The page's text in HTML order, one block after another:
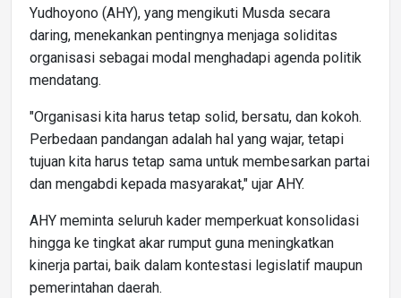
Yudhoyono (AHY), yang mengikuti Musda secara
daring, menekankan pentingnya menjaga soliditas
organisasi sebagai modal menghadapi agenda politik
mendatang.
"Organisasi kita harus tetap solid, bersatu, dan kokoh.
Perbedaan pandangan adalah hal yang wajar, tetapi
tujuan kita harus tetap sama untuk membesarkan partai
dan mengabdi kepada masyarakat," ujar AHY.
AHY meminta seluruh kader memperkuat konsolidasi
hingga ke tingkat akar rumput guna meningkatkan
kinerja partai, baik dalam kontestasi legislatif maupun
pemerintahan daerah.